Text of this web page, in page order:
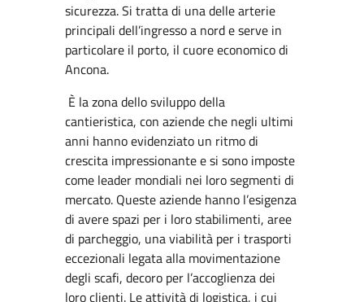
sicurezza. Si tratta di una delle arterie
principali dell’ingresso a nord e serve in
particolare il porto, il cuore economico di
Ancona.
È la zona dello sviluppo della
cantieristica, con aziende che negli ultimi
anni hanno evidenziato un ritmo di
crescita impressionante e si sono imposte
come leader mondiali nei loro segmenti di
mercato. Queste aziende hanno l’esigenza
di avere spazi per i loro stabilimenti, aree
di parcheggio, una viabilità per i trasporti
eccezionali legata alla movimentazione
degli scafi, decoro per l’accoglienza dei
loro clienti. Le attività di logistica, i cui